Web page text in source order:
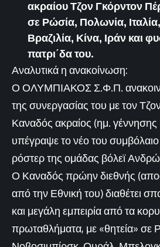
ακραίου Τζον Γκόρντον
σε Ρώσία, Πολωνία,
Βραζιλία, Κίνα, Ιράν και
πατρι΄δα του.
Αναλυτικά η ανακοίνωση:
Ο ΟΛΥΜΠΙΑΚΟΣ Σ.Φ.Π.
της συνεργασίας του με τον
Καναδός ακραίος (ημ.
υπέγραψε το νέο του συμβόλαιο
ρόστερ της ομάδας βόλεϊ
Ο Καναδός πρώην διεθνής
από την Εθνική του) διαθέτει
και μεγάλη εμπειρία από τα
πρωταθλήματα, με «θητεία» σε